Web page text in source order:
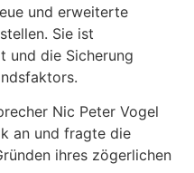
und erweiterte
Sie ist
und die Sicherung
Nic Peter Vogel
an und fragte die
ihres zögerlichen